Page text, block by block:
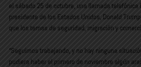
el sábado 25 de octubre, una llamada telefónica
presidente de los Estados Unidos, Donald
que los temas de seguridad, migración y
“Seguimos trabajando, y no hay ninguna
pudiera haber el primero de noviembre algún